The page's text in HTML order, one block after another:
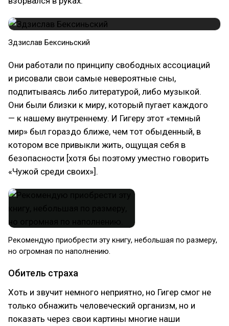
Здзислав Бексиньский
Они работали по принципу свободных ассоциаций
и рисовали свои самые невероятные сны,
подпитываясь либо литературой, либо музыкой.
Они были близки к миру, который пугает каждого
— к нашему внутреннему. И Гигеру этот «темный
мир» был гораздо ближе, чем тот обыденный, в
котором все привыкли жить, ощущая себя в
безопасности [хотя бы поэтому уместно говорить
«Чужой среди своих»].
Рекомендую приобрести эту книгу, небольшая по размеру,
но огромная по наполнению.
Обитель страха
Хоть и звучит немного неприятно, но Гигер смог не
только обнажить человеческий организм, но и
показать через свои картины многие наши